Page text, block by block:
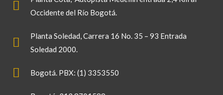
Occidente del Río Bogotá.
Planta Soledad, Carrera 16 No. 35 – 93 Entrada
Soledad 2000.
Bogotá. PBX: (1) 3353550